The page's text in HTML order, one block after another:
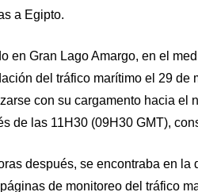
a Egipto.
en Gran Lago Amargo, en el
del tráfico marítimo el 29 de
con su cargamento hacia el
de las 11H30 (09H30 GMT),
después, se encontraba en la
de monitoreo del tráfico